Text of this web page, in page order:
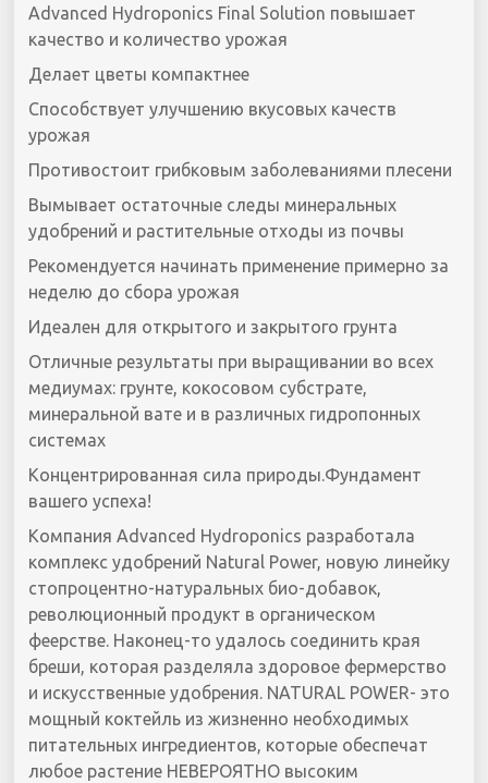
Advanced Hydroponics Final Solution повышает
качество и количество урожая
Делает цветы компактнее
Способствует улучшению вкусовых качеств
урожая
Противостоит грибковым заболеваниями плесени
Вымывает остаточные следы минеральных
удобрений и растительные отходы из почвы
Рекомендуется начинать применение примерно за
неделю до сбора урожая
Идеален для открытого и закрытого грунта
Отличные результаты при выращивании во всех
медиумах: грунте, кокосовом субстрате,
минеральной вате и в различных гидропонных
системах
Концентрированная сила природы.Фундамент
вашего успеха!
Компания Advanced Hydroponics разработала
комплекс удобрений Natural Power, новую линейку
стопроцентно-натуральных био-добавок,
революционный продукт в органическом
феерстве. Наконец-то удалось соединить края
бреши, которая разделяла здоровое фермерство
и искусственные удобрения. NATURAL POWER- это
мощный коктейль из жизненно необходимых
питательных ингредиентов, которые обеспечат
любое растение НЕВЕРОЯТНО высоким